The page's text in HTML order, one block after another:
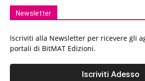
Newsletter
Iscriviti alla Newsletter per ricevere gli
portali di BitMAT Edizioni.